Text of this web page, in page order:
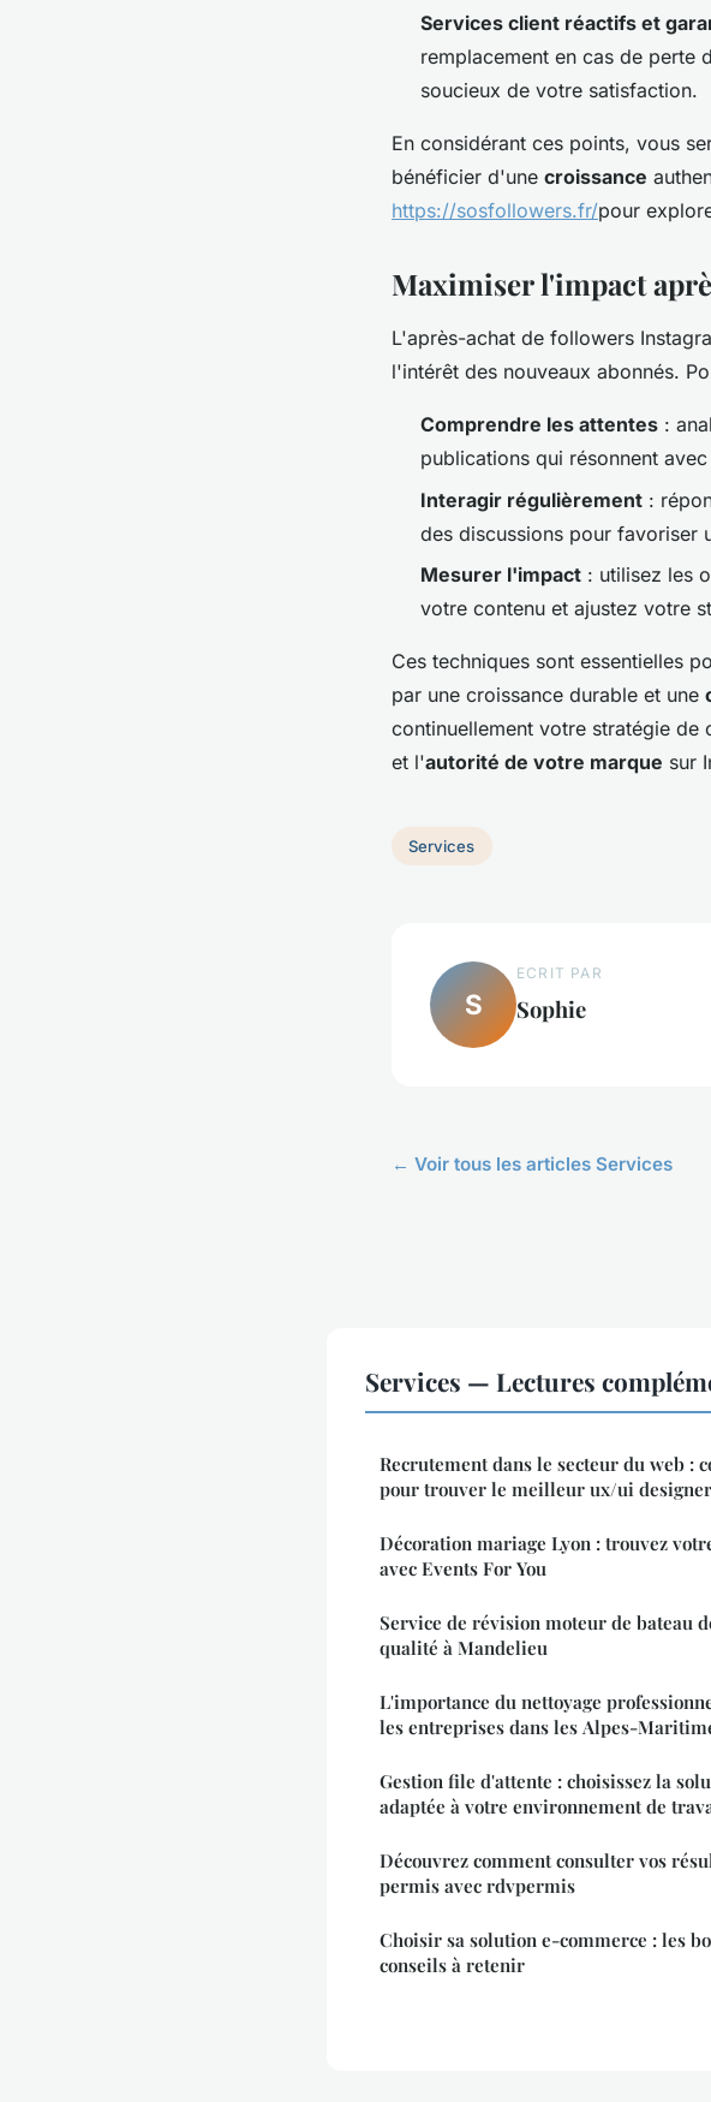
Services client réactifs et
remplacement en cas de perte
soucieux de votre satisfaction.
En considérant ces points, vous
bénéficier d'une croissance
https://sosfollowers.fr/pour
Maximiser l'impact
L'après-achat de followers
l'intérêt des nouveaux abonnés.
Comprendre les attentes :
publications qui résonnent
Interagir régulièrement :
des discussions pour favoriser
Mesurer l'impact : utilisez les
votre contenu et ajustez votre
Ces techniques sont essentielles
par une croissance durable et une
continuellement votre stratégie
et l'autorité de votre marque sur
Services
S
ECRIT PAR
Sophie
← Voir tous les articles Services
Services — Lectures
Recrutement dans le secteur du web :
pour trouver le meilleur ux/ui designer
Décoration mariage Lyon : trouvez
avec Events For You
Service de révision moteur de bateau
qualité à Mandelieu
L'importance du nettoyage
les entreprises dans les Alpes-
Gestion file d'attente : choisissez la
adaptée à votre environnement de
Découvrez comment consulter vos
permis avec rdvpermis
Choisir sa solution e-commerce : les
conseils à retenir